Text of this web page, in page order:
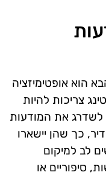
הוא אופטימיזציה
צריכות להיות
לשדרג את המודעות
כך שהן יישארו
לב למיקום
סיפוריים או